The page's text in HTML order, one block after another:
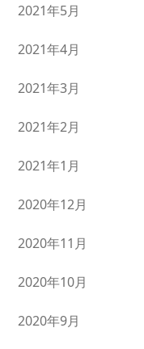
2021年5月
2021年4月
2021年3月
2021年2月
2021年1月
2020年12月
2020年11月
2020年10月
2020年9月